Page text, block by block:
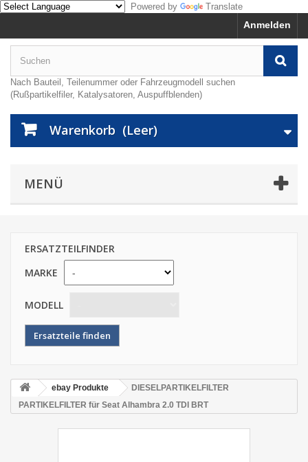
Powered by Translate
Anmelden
Nach Bauteil, Teilenummer oder Fahrzeugmodell suchen
(Rußpartikelfiler, Katalysatoren, Auspuffblenden)
Warenkorb (Leer)
MENÜ
ERSATZTEILFINDER
MARKE
MODELL
ebay Produkte
DIESELPARTIKELFILTER
PARTIKELFILTER für Seat Alhambra 2.0 TDI BRT